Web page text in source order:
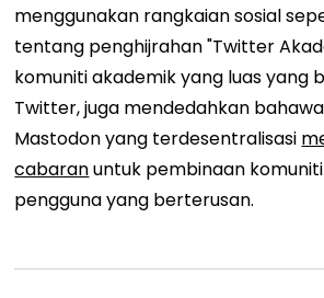
menggunakan rangkaian sosial
tentang penghijrahan "Twitter
komuniti akademik yang luas yang
Twitter, juga mendedahkan
Mastodon yang terdesentralisasi
cabaranuntuk pembinaan
pengguna yang berterusan.